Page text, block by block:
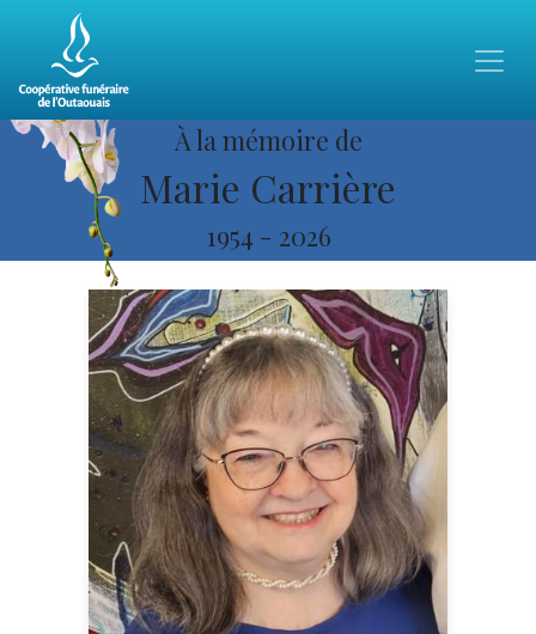
À la mémoire de
Marie Carrière
1954 - 2026